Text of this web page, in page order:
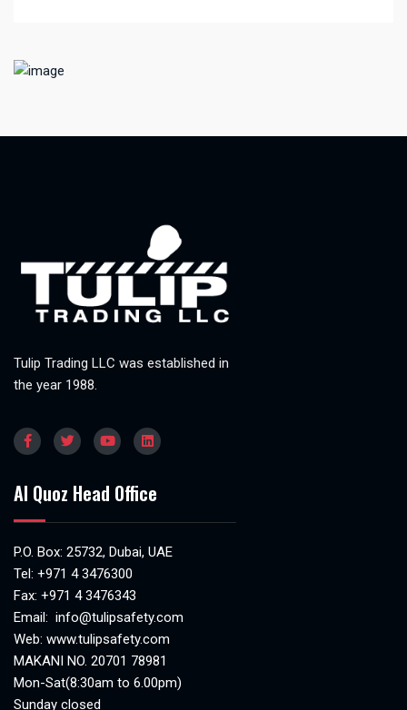
Tulip Trading LLC was established in
the year 1988.
Al Quoz Head Office
P.O. Box: 25732, Dubai, UAE
Tel: +971 4 3476300
Fax: +971 4 3476343
Email: info@tulipsafety.com
Web: www.tulipsafety.com
MAKANI NO. 20701 78981
Mon-Sat(8:30am to 6.00pm)
Sunday closed